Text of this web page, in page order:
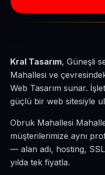
Kral Tasarım, Güneşli
Mahallesi ve
Web Tasarım sunar.
güçlü bir web sitesiyle
Obruk Mahallesi
müşterilerimize aynı
— alan adı, hosting,
yılda tek fiyatla.